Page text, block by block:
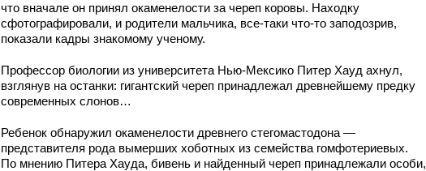
что вначале он принял окаменелости за череп коровы. Находку
сфотографировали, и родители мальчика, все-таки что-то заподозрив,
показали кадры знакомому ученому.
Профессор биологии из университета Нью-Мексико Питер Хауд ахнул,
взглянув на останки: гигантский череп принадлежал древнейшему предку
современных слонов…
Ребенок обнаружил окаменелости древнего стегомастодона —
представителя рода вымерших хоботных из семейства гомфотериевых.
По мнению Питера Хауда, бивень и найденный череп принадлежали особи,